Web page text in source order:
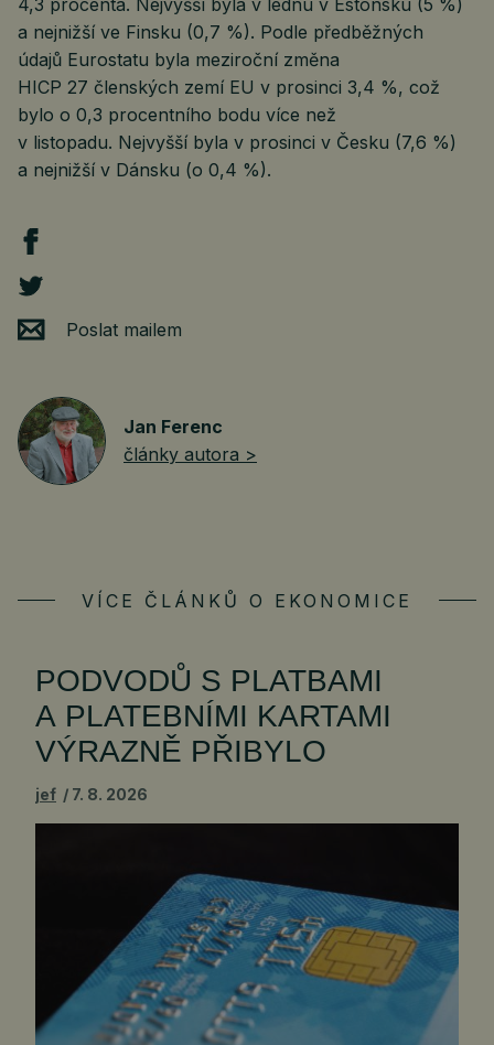
a nejnižší ve Finsku (0,7 %). Podle předběžných
údajů Eurostatu byla meziroční změna
HICP 27 členských zemí EU v prosinci 3,4 %, což
bylo o 0,3 procentního bodu více než
v listopadu. Nejvyšší byla v prosinci v Česku (7,6 %)
a nejnižší v Dánsku (o 0,4 %).
Poslat mailem
Jan Ferenc
články autora >
VÍCE ČLÁNKŮ O EKONOMICE
PODVODŮ S PLATBAMI
A PLATEBNÍMI KARTAMI
VÝRAZNĚ PŘIBYLO
jef 7. 8. 2026